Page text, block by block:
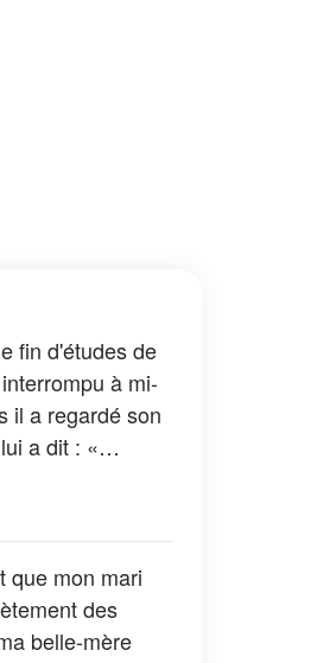
fin d'études de
à mi-
il a regardé son
a dit : «
le monde va
que mon mari
des
belle-mère